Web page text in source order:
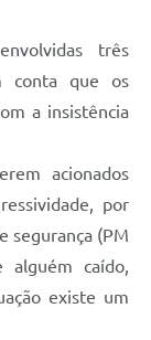
três
conta que os
a insistência
acionados
por
segurança (PM
caído,
existe um